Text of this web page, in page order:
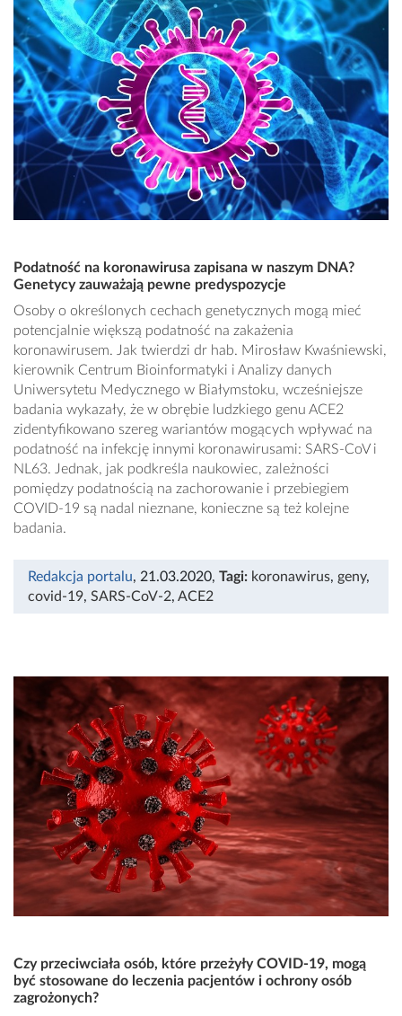
Podatność na koronawirusa zapisana w naszym DNA?
Genetycy zauważają pewne predyspozycje
Osoby o określonych cechach genetycznych mogą mieć
potencjalnie większą podatność na zakażenia
koronawirusem. Jak twierdzi dr hab. Mirosław Kwaśniewski,
kierownik Centrum Bioinformatyki i Analizy danych
Uniwersytetu Medycznego w Białymstoku, wcześniejsze
badania wykazały, że w obrębie ludzkiego genu ACE2
zidentyfikowano szereg wariantów mogących wpływać na
podatność na infekcję innymi koronawirusami: SARS-CoV i
NL63. Jednak, jak podkreśla naukowiec, zależności
pomiędzy podatnością na zachorowanie i przebiegiem
COVID-19 są nadal nieznane, konieczne są też kolejne
badania.
Redakcja portalu, 21.03.2020, Tagi: koronawirus, geny,
covid-19, SARS-CoV-2, ACE2
Czy przeciwciała osób, które przeżyły COVID-19, mogą
być stosowane do leczenia pacjentów i ochrony osób
zagrożonych?